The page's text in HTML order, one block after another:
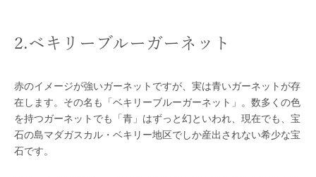
2.ベキリーブルーガーネット
赤のイメージが強いガーネットですが、実は青いガーネットが存
在します。その名も「ベキリーブルーガーネット」。数多くの色
を持つガーネットでも「青」はずっと幻といわれ、現在でも、宝
石の島マダガスカル・ベキリー地区でしか産出されない希少な宝
石です。